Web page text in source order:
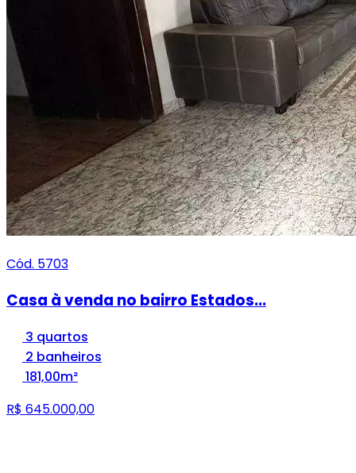
Cód. 5703
Casa à venda no bairro Estados...
3 quartos
2 banheiros
181,00m²
R$ 645.000,00